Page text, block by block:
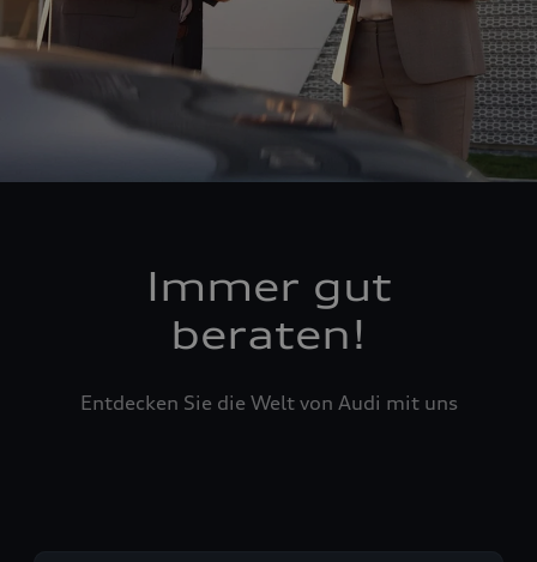
Immer gut
beraten!
Entdecken Sie die Welt von Audi mit uns